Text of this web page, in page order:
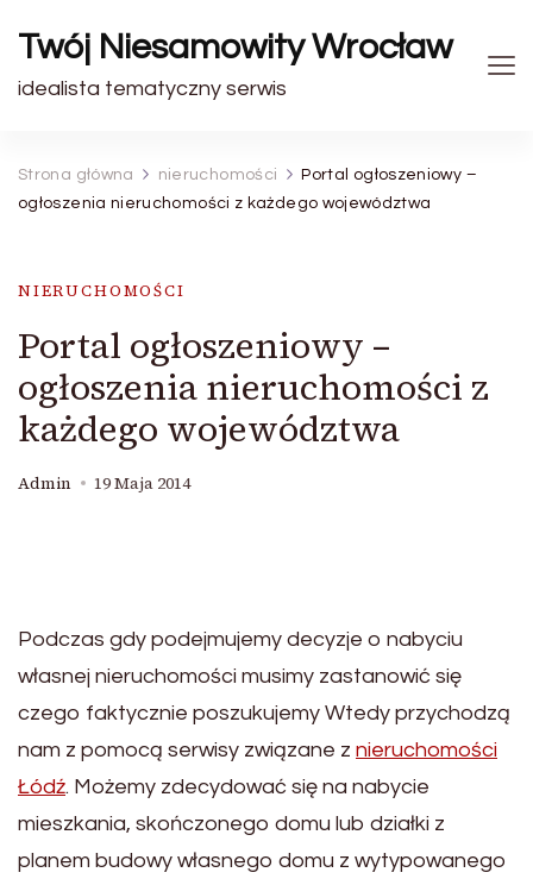
Twój Niesamowity Wrocław
idealista tematyczny serwis
Strona główna nieruchomości
Portal ogłoszeniowy –
ogłoszenia nieruchomości z każdego województwa
NIERUCHOMOŚCI
Portal ogłoszeniowy –
ogłoszenia nieruchomości z
każdego województwa
Admin 19 Maja 2014
Podczas gdy podejmujemy decyzje o nabyciu
własnej nieruchomości musimy zastanowić się
czego faktycznie poszukujemy Wtedy przychodzą
nam z pomocą serwisy związane z nieruchomości
Łódź. Możemy zdecydować się na nabycie
mieszkania, skończonego domu lub działki z
planem budowy własnego domu z wytypowanego